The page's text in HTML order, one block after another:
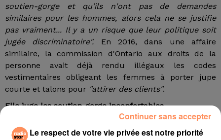
soutien-gorge et qu'ils n'ont pas de demandes
similaires pour les hommes, alors cela ne se justifie
pas vraiment... Il y a un risque que leur politique soit
jugée discriminatoire". En 2016, dans une affaire
similaire, la commission d'Ontario aux droits de la
personne avait déjà rendu illégaux les codes
vestimentaires obligeant les femmes à porter jupe
courte et talons pour "attirer des clients".
Elle juge les soutien-gorge inconfortables
Depuis deux ans, Christina Schell ne porte plus de
soutien-gorge, qu'elle juge inconfortables. Elle ne
Le respect de votre vie privée est notre priorité
Continuer sans accepter